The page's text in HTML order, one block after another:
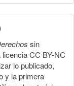
sin
CC BY-NC
lo publicado,
y la primera